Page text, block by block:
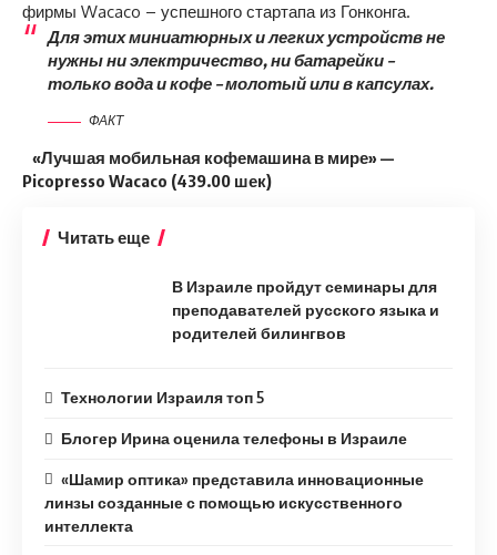
фирмы Wacaco – успешного стартапа из Гонконга.
Для этих миниатюрных и легких устройств не
нужны ни электричество, ни батарейки –
только вода и кофе – молотый или в капсулах.
ФАКТ
«Лучшая мобильная кофемашина в мире» —
Picopresso Wacaco (439.00 шек)
Читать еще
В Израиле пройдут семинары для
преподавателей русского языка и
родителей билингвов
Технологии Израиля топ 5
Блогер Ирина оценила телефоны в Израиле
«Шамир оптика» представила инновационные
линзы созданные с помощью искусственного
интеллекта